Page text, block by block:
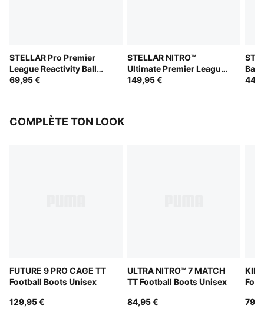
STELLAR Pro Premier
League Reactivity Ball
(FIFA® Quality Pro)
69,95 €
STELLAR NITRO™
Ultimate Premier League
Reactivity Ball (FIFA®
149,95 €
Ball
COMPLÈTE TON LOOK
FUTURE 9 PRO CAGE TT
Football Boots Unisex
129,95 €
ULTRA NITRO™ 7 MATCH
TT Football Boots Unisex
84,95 €